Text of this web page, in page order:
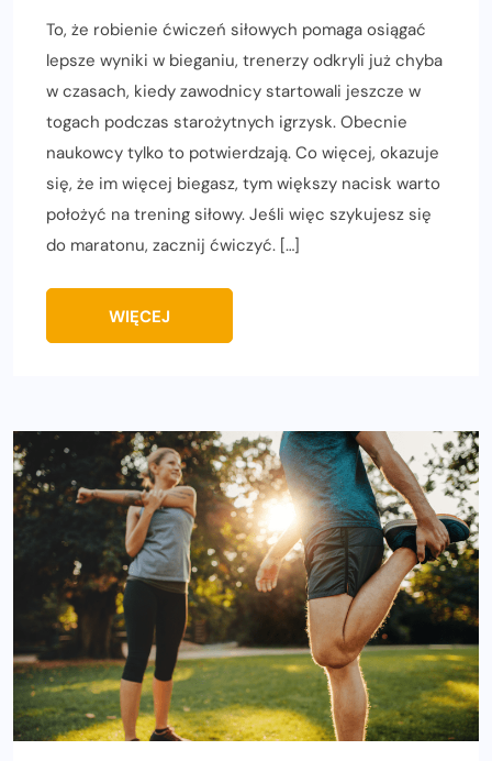
To, że robienie ćwiczeń siłowych pomaga osiągać
lepsze wyniki w bieganiu, trenerzy odkryli już chyba
w czasach, kiedy zawodnicy startowali jeszcze w
togach podczas starożytnych igrzysk. Obecnie
naukowcy tylko to potwierdzają. Co więcej, okazuje
się, że im więcej biegasz, tym większy nacisk warto
położyć na trening siłowy. Jeśli więc szykujesz się
do maratonu, zacznij ćwiczyć. […]
WIĘCEJ